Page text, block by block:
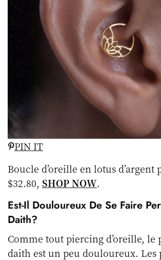
PIN IT
Boucle d’oreille en lotus d’argent
$32.80, SHOP NOW.
Est-Il Douloureux De Se Faire
Daith?
Comme tout piercing d’oreille, le
daith est un peu douloureux. Les